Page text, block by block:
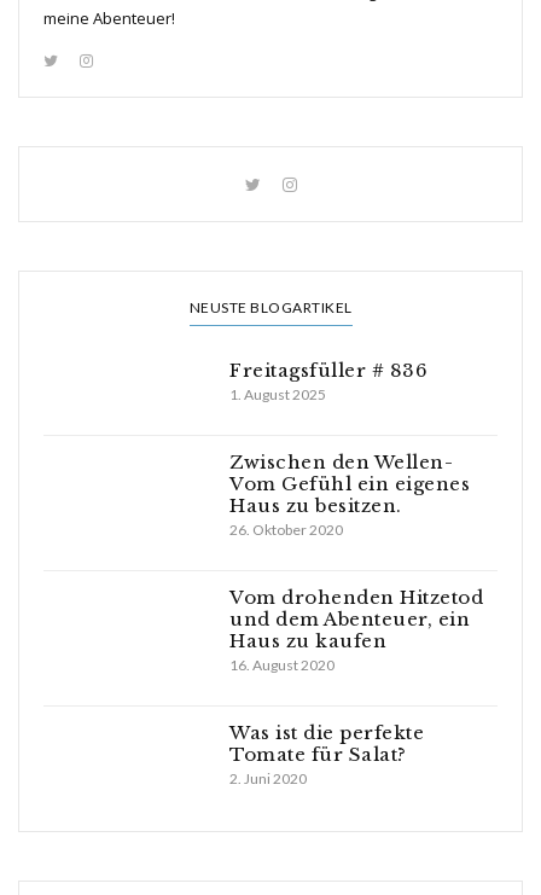
meine Abenteuer!
NEUSTE BLOGARTIKEL
Freitagsfüller # 836
1. August 2025
Zwischen den Wellen-
Vom Gefühl ein eigenes
Haus zu besitzen.
26. Oktober 2020
Vom drohenden Hitzetod
und dem Abenteuer, ein
Haus zu kaufen
16. August 2020
Was ist die perfekte
Tomate für Salat?
2. Juni 2020